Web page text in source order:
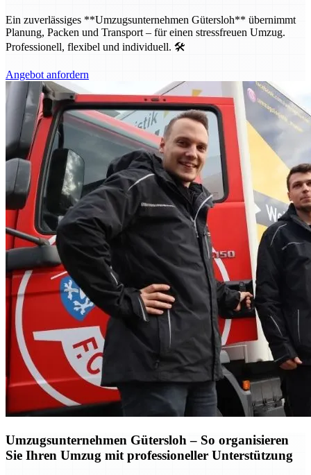
Ein zuverlässiges **Umzugsunternehmen Gütersloh** übernimmt
Planung, Packen und Transport – für einen stressfreuen Umzug.
Professionell, flexibel und individuell. 🛠️
Angebot anfordern
Umzugsunternehmen Gütersloh – So organisieren
Sie Ihren Umzug mit professioneller Unterstützung